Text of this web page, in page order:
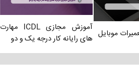
موبایل
آموزش مجازی ICDL مهارت
های رایانه کار درجه یک و دو